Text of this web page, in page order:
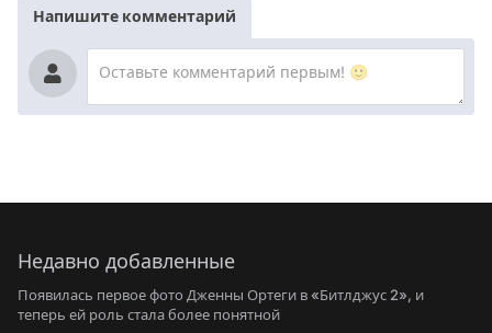
Напишите комментарий
Недавно добавленные
Появилась первое фото Дженны Ортеги в «Битлджус 2», и
теперь ей роль стала более понятной